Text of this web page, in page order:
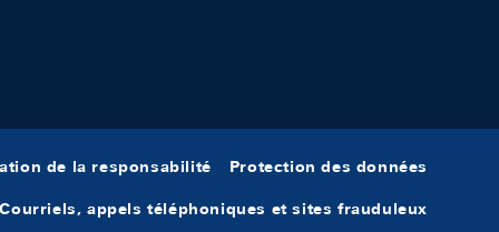
de la responsabilité Protection des données
Courriels, appels téléphoniques et sites frauduleux